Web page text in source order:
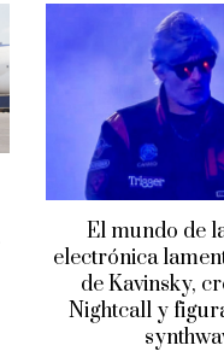
El mundo de
electrónica
de Kavinsky,
Nightcall y